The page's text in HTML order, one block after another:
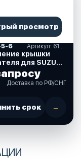
просмотр
5-6 Артикул: 61611-97J01-000
крышки
для SUZUKI
(61611-
000)
Доставка по РФ/СНГ
срок →